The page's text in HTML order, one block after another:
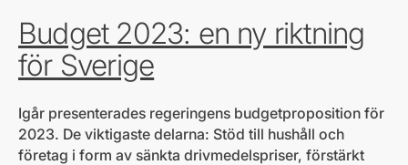
Budget 2023: en ny riktning
för Sverige
Igår presenterades regeringens budgetproposition för
2023. De viktigaste delarna: Stöd till hushåll och
företag i form av sänkta drivmedelspriser, förstärkt